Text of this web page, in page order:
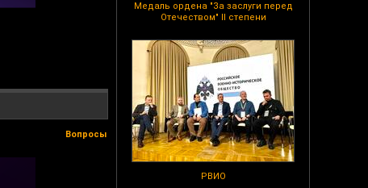
Медаль ордена "За заслуги перед
Отечеством" II степени
РВИО
Вопросы